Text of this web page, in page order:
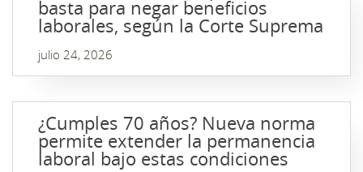
basta para negar beneficios
laborales, según la Corte Suprema
julio 24, 2026
¿Cumples 70 años? Nueva norma
permite extender la permanencia
laboral bajo estas condiciones